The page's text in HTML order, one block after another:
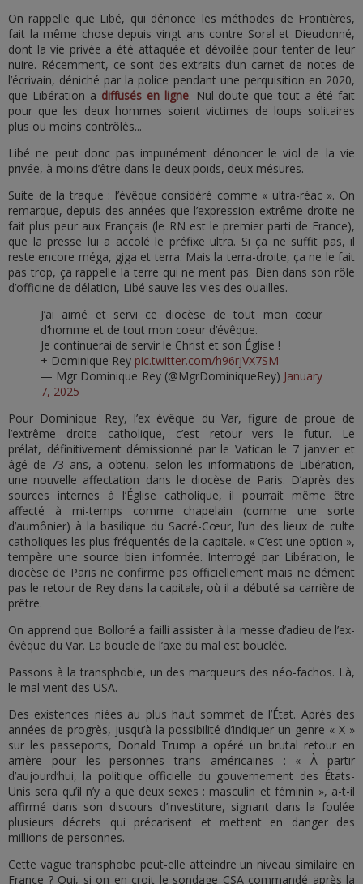
On rappelle que Libé, qui dénonce les méthodes de Frontières,
fait la même chose depuis vingt ans contre Soral et Dieudonné,
dont la vie privée a été attaquée et dévoilée pour tenter de leur
nuire. Récemment, ce sont des extraits d’un carnet de notes de
l’écrivain, déniché par la police pendant une perquisition en 2020,
que Libération a diffusés en ligne. Nul doute que tout a été fait
pour que les deux hommes soient victimes de loups solitaires
plus ou moins contrôlés...
Libé ne peut donc pas impunément dénoncer le viol de la vie
privée, à moins d’être dans le deux poids, deux mésures.
Suite de la traque : l’évêque considéré comme « ultra-réac ». On
remarque, depuis des années que l’expression extrême droite ne
fait plus peur aux Français (le RN est le premier parti de France),
que la presse lui a accolé le préfixe ultra. Si ça ne suffit pas, il
reste encore méga, giga et terra. Mais la terra-droite, ça ne le fait
pas trop, ça rappelle la terre qui ne ment pas. Bien dans son rôle
d’officine de délation, Libé sauve les vies des ouailles.
J’ai aimé et servi ce diocèse de tout mon cœur
d’homme et de tout mon coeur d’évêque.
Je continuerai de servir le Christ et son Église !
+ Dominique Rey pic.twitter.com/h96rjVX7SM
— Mgr Dominique Rey (@MgrDominiqueRey) January
7, 2025
Pour Dominique Rey, l’ex évêque du Var, figure de proue de
l’extrême droite catholique, c’est retour vers le futur. Le
prélat, définitivement démissionné par le Vatican le 7 janvier et
âgé de 73 ans, a obtenu, selon les informations de Libération,
une nouvelle affectation dans le diocèse de Paris. D’après des
sources internes à l’Église catholique, il pourrait même être
affecté à mi-temps comme chapelain (comme une sorte
d’aumônier) à la basilique du Sacré-Cœur, l’un des lieux de culte
catholiques les plus fréquentés de la capitale. « C’est une option »,
tempère une source bien informée. Interrogé par Libération, le
diocèse de Paris ne confirme pas officiellement mais ne dément
pas le retour de Rey dans la capitale, où il a débuté sa carrière de
prêtre.
On apprend que Bolloré a failli assister à la messe d’adieu de l’ex-
évêque du Var. La boucle de l’axe du mal est bouclée.
Passons à la transphobie, un des marqueurs des néo-fachos. Là,
le mal vient des USA.
Des existences niées au plus haut sommet de l’État. Après des
années de progrès, jusqu’à la possibilité d’indiquer un genre « X »
sur les passeports, Donald Trump a opéré un brutal retour en
arrière pour les personnes trans américaines : « À partir
d’aujourd’hui, la politique officielle du gouvernement des États-
Unis sera qu’il n’y a que deux sexes : masculin et féminin », a-t-il
affirmé dans son discours d’investiture, signant dans la foulée
plusieurs décrets qui précarisent et mettent en danger des
millions de personnes.
Cette vague transphobe peut-elle atteindre un niveau similaire en
France ? Oui, si on en croit le sondage CSA commandé après la